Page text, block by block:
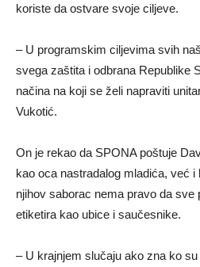
koriste da ostvare svoje ciljeve.
– U programskim ciljevima svih
svega zaštita i odbrana Republike
načina na koji se želi napraviti
Vukotić.
On je rekao da SPONA poštuje
kao oca nastradalog mladića, već
njihov saborac nema pravo da sve
etiketira kao ubice i saučesnike.
– U krajnjem slučaju ako zna ko